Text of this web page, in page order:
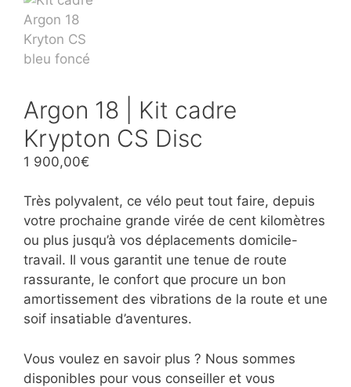
Argon 18 | Kit cadre
Krypton CS Disc
1 900,00€
Très polyvalent, ce vélo peut tout faire, depuis
votre prochaine grande virée de cent kilomètres
ou plus jusqu’à vos déplacements domicile-
travail. Il vous garantit une tenue de route
rassurante, le confort que procure un bon
amortissement des vibrations de la route et une
soif insatiable d’aventures.
Vous voulez en savoir plus ? Nous sommes
disponibles pour vous conseiller et vous